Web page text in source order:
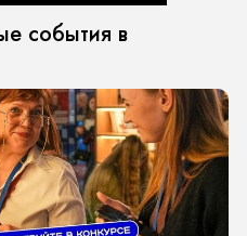
события в